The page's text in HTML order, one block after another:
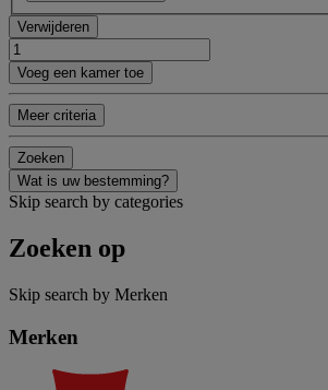
Verwijderen
Voeg een kamer toe
Meer criteria
Zoeken
Wat is uw bestemming?
Skip search by categories
Zoeken op
Skip search by Merken
Merken